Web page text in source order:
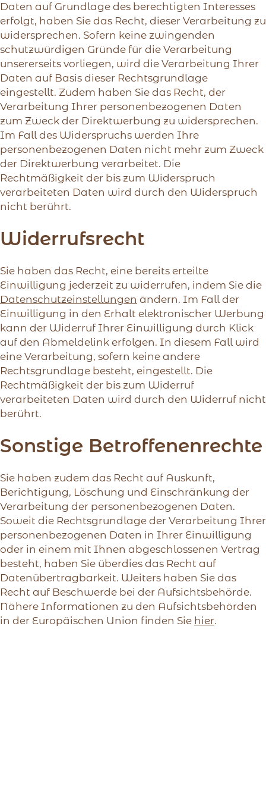
Daten auf Grundlage des berechtigten Interesses
erfolgt, haben Sie das Recht, dieser Verarbeitung zu
widersprechen. Sofern keine zwingenden
schutzwürdigen Gründe für die Verarbeitung
unsererseits vorliegen, wird die Verarbeitung Ihrer
Daten auf Basis dieser Rechtsgrundlage
eingestellt. Zudem haben Sie das Recht, der
Verarbeitung Ihrer personenbezogenen Daten
zum Zweck der Direktwerbung zu widersprechen.
Im Fall des Widerspruchs werden Ihre
personenbezogenen Daten nicht mehr zum Zweck
der Direktwerbung verarbeitet. Die
Rechtmäßigkeit der bis zum Widerspruch
verarbeiteten Daten wird durch den Widerspruch
nicht berührt.
Widerrufsrecht
Sie haben das Recht, eine bereits erteilte
Einwilligung jederzeit zu widerrufen, indem Sie die
Datenschutzeinstellungen ändern. Im Fall der
Einwilligung in den Erhalt elektronischer Werbung
kann der Widerruf Ihrer Einwilligung durch Klick
auf den Abmeldelink erfolgen. In diesem Fall wird
eine Verarbeitung, sofern keine andere
Rechtsgrundlage besteht, eingestellt. Die
Rechtmäßigkeit der bis zum Widerruf
verarbeiteten Daten wird durch den Widerruf nicht
berührt.
Sonstige Betroffenenrechte
Sie haben zudem das Recht auf Auskunft,
Berichtigung, Löschung und Einschränkung der
Verarbeitung der personenbezogenen Daten.
Soweit die Rechtsgrundlage der Verarbeitung Ihrer
personenbezogenen Daten in Ihrer Einwilligung
oder in einem mit Ihnen abgeschlossenen Vertrag
besteht, haben Sie überdies das Recht auf
Datenübertragbarkeit. Weiters haben Sie das
Recht auf Beschwerde bei der Aufsichtsbehörde.
Nähere Informationen zu den Aufsichtsbehörden
in der Europäischen Union finden Sie hier.